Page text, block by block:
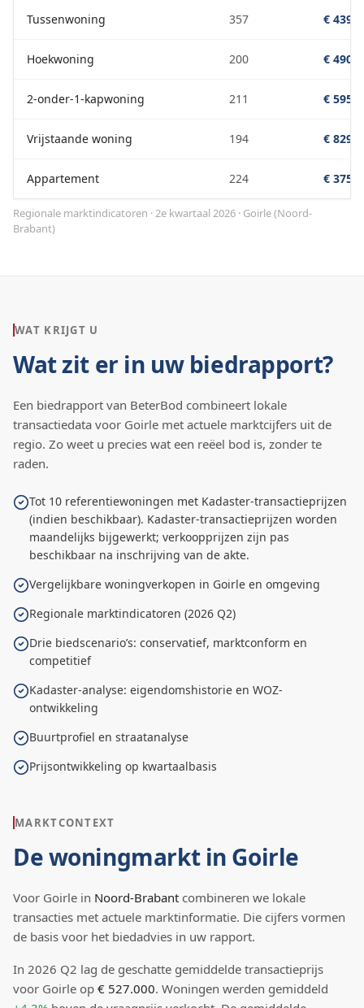
Tussenwoning 357 €
Hoekwoning 200 €
2-onder-1-kapwoning 211 €
Vrijstaande woning 194 €
Appartement 224 €
Regionale marktindicatoren · 2e kwartaal 2026 · Goirle(Noord-
Brabant)
WAT KRIJGT U
Wat zit er in uw biedrapport?
Een biedrapport van BeterBod combineert lokale
transactiedata voor Goirle met actuele marktcijfers uit de
regio. Zo weet u precies wat een reëel bod is, zonder te
raden.
Tot 10 referentiewoningen met Kadaster-transactieprijzen
(indien beschikbaar). Kadaster-transactieprijzen worden
maandelijks bijgewerkt; verkoopprijzen zijn pas
beschikbaar na inschrijving van de akte.
Vergelijkbare woningverkopen in Goirle en omgeving
Regionale marktindicatoren (2026 Q2)
Drie biedscenario’s: conservatief, marktconform en
competitief
Kadaster-analyse: eigendomshistorie en WOZ-
ontwikkeling
Buurtprofiel en straatanalyse
Prijsontwikkeling op kwartaalbasis
MARKTCONTEXT
De woningmarkt in Goirle
Voor Goirle in Noord-Brabant combineren we lokale
transacties met actuele marktinformatie. Die cijfers vormen
de basis voor het biedadvies in uw rapport.
In 2026 Q2 lag de geschatte gemiddelde transactieprijs
voor Goirle op € 527.000. Woningen werden gemiddeld